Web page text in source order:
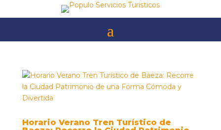
Horario Verano Tren Turístico de